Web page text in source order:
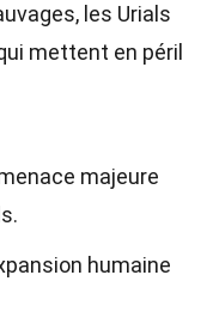
les Urials
mettent en péril
majeure
humaine